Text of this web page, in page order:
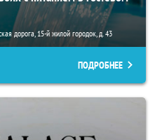
дорога, 15-й жилой городок, д. 43
ПОДРОБНЕЕ